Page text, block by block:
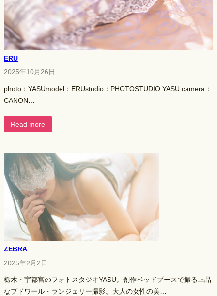
ERU
2025年10月26日
photo：YASUmodel：ERUstudio：PHOTOSTUDIO YASU camera：
CANON…
Read more
ZEBRA
2025年2月2日
栃木・宇都宮のフォトスタジオYASU。創作ベッドブースで撮る上品
なブドワール・ランジェリー撮影。大人の女性の美…